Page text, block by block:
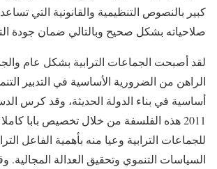
كبير بالنصوص التنظيمية والقانونية التي
صلاحياته بشكل صحيح وبالتالي ضمان جودة
لقد أصبحت الجماعات الترابية بشكل عام
الراهن من الضرورية الأساسية في التدبير
أساسية في بناء الدولة الحديثة، وقد كرس
2011 هذه الفلسفة من خلال تخصيص بابا
للجماعات الترابية وعيا منه بأهمية الفاعل
السياسات التنموي وتحقيق العدالة المجالية.